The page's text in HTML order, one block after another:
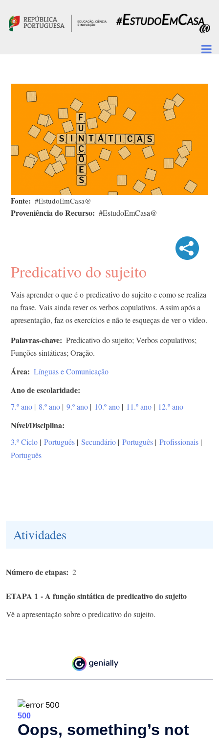
Fonte #EstudoEmCasa@
Proveniência do Recurso #EstudoEmCasa@
Predicativo do sujeito
Vais aprender o que é o predicativo do sujeito e como se realiza
na frase. Vais ainda rever os verbos copulativos. Assim após a
apresentação, faz os exercícios e não te esqueças de ver o vídeo.
Palavras-chave
Predicativo do sujeito; Verbos copulativos;
Funções sintáticas; Oração.
Área Línguas e Comunicação
Ano de escolaridade
7.º ano | 8.º ano | 9.º ano | 10.º ano | 11.º ano | 12.º ano
Nível/Disciplina
3.º Ciclo | Português | Secundário | Português | Profissionais |
Português
Atividades
Número de etapas 2
ETAPA 1 - A função sintática de predicativo do sujeito
Vê a apresentação sobre o predicativo dosujeito.